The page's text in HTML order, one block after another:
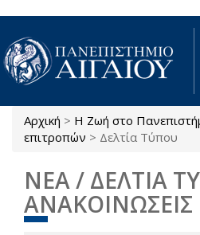
Παράκαμψη προς το κυρίως
Είστε εδώ
Αρχική > Η Ζωή στο
επιτροπών > Δελτία Τύπου
ΝΕΑ / ΔΕΛΤΙΑ
ΑΝΑΚΟΙΝΩΣΕΙΣ